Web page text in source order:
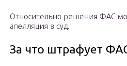
Относительно решения ФАС
апелляция в суд.
За что штрафует